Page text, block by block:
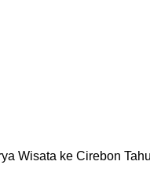
Wisata ke Cirebon